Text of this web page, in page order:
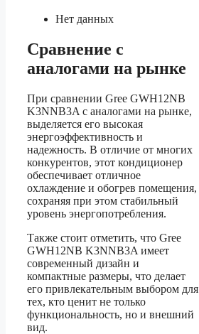
Нет данных
Сравнение с
аналогами на рынке
При сравнении Gree GWH12NB
K3NNB3A с аналогами на рынке,
выделяется его высокая
энергоэффективность и
надежность. В отличие от многих
конкурентов, этот кондиционер
обеспечивает отличное
охлаждение и обогрев помещения,
сохраняя при этом стабильный
уровень энергопотребления.
Также стоит отметить, что Gree
GWH12NB K3NNB3A имеет
современный дизайн и
компактные размеры, что делает
его привлекательным выбором для
тех, кто ценит не только
функциональность, но и внешний
вид.